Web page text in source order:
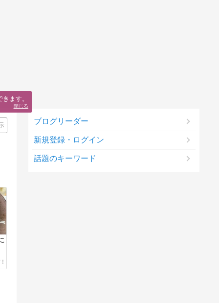
ブログリーダー
新規登録・ログイン
話題のキーワード
ます。
閉じる